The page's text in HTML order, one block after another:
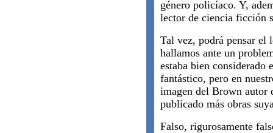
género policíaco. Y,
lector de ciencia ficción
Tal vez, podrá pensar el
hallamos ante un
estaba bien considerado
fantástico, pero en
imagen del Brown autor
publicado más obras
Falso, rigurosamente